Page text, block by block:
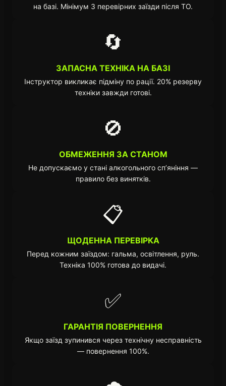
на базі. Мінімум 3 перевірних заїзди після ТО.
🔄
ЗАПАСНА ТЕХНІКА НА БАЗІ
Інструктор викликає підміну по рації. 20% резерву
техніки завжди готові.
🚫
ОБМЕЖЕННЯ ЗА СТАНОМ
Не допускаємо у стані алкогольного сп’яніння —
правило без винятків.
📋
ЩОДЕННА ПЕРЕВІРКА
Перед кожним заїздом: гальма, освітлення, руль.
Техніка 100% готова до видачі.
✅
ГАРАНТІЯ ПОВЕРНЕННЯ
Якщо заїзд зупинився через технічну несправність
— повернення 100%.